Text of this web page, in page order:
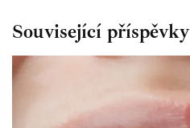
Související příspěvky